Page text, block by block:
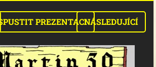
PREZENTACINÁSLEDUJÍCÍ